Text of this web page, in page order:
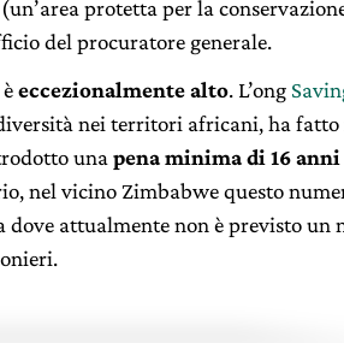
protetta per la
del procuratore generale.
eccezionalmente alto. L’ong
nei territori africani, ha fatto
unapena minima di 16 anni
nel vicino Zimbabwe questo
dove attualmente non è previsto un